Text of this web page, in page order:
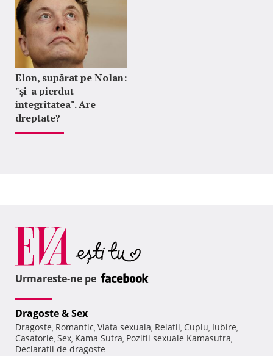
Elon, supărat pe Nolan:
"şi-a pierdut
integritatea". Are
dreptate?
Urmareste-ne pe
Dragoste & Sex
Dragoste, Romantic, Viata sexuala, Relatii, Cuplu, Iubire,
Casatorie, Sex, Kama Sutra, Pozitii sexuale Kamasutra,
Declaratii de dragoste